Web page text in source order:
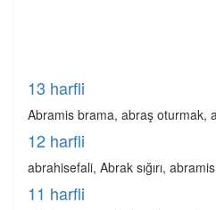
13 harfli
Abramis brama, abraş oturmak,
12 harfli
abrahisefali, Abrak sığırı,
11 harfli